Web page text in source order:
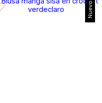
Nuevo